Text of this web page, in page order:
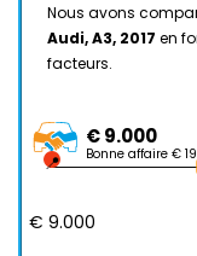
Nous avons
Audi, A3, 2017 en
facteurs.
€ 9.000
Bonne affaire €
€ 9.000